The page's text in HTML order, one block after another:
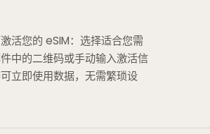
活您的 eSIM：选择适合您需
中的二维码或手动输入激活信
立即使用数据，无需繁琐设